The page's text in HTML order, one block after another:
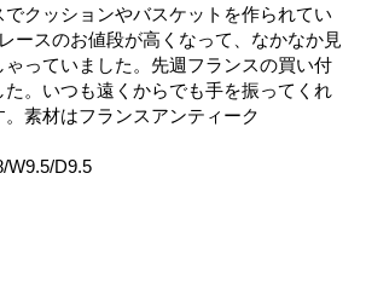
クッションやバスケットを作られてい
ースのお値段が高くなって、なかなか見
っていました。先週フランスの買い付
。いつも遠くからでも手を振ってくれ
素材はフランスアンティーク
W9.5/D9.5